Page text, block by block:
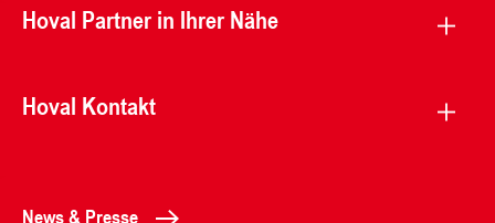
Hoval Partner in Ihrer Nähe
Hoval Kontakt
News & Presse